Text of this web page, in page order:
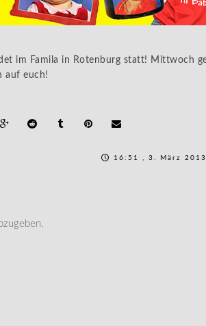
im Famila in Rotenburg statt! Mittwoch
auf euch!
16:51 , 3. März 2013